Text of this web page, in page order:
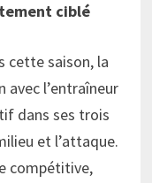
ciblé
cette saison, la
l’entraîneur
dans ses trois
et l’attaque.
compétitive,